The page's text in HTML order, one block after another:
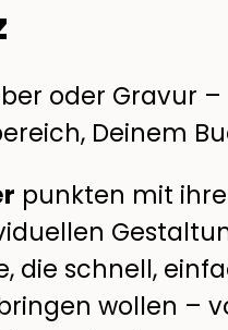
oder Gravur
Deinem
punkten mit
die schnell,
wollen –